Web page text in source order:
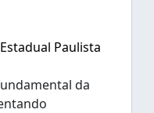
Paulista
da